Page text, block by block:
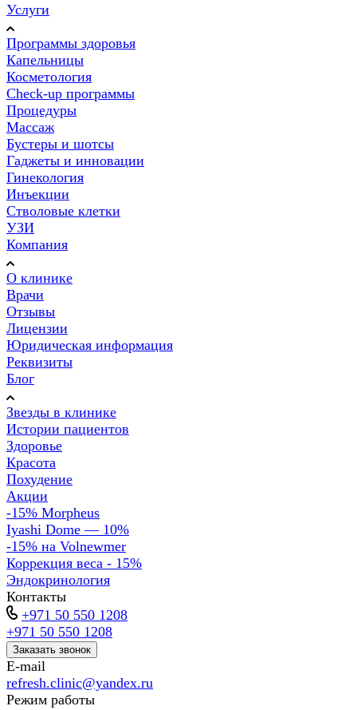
Услуги
Программы здоровья
Капельницы
Косметология
Check-up программы
Процедуры
Массаж
Бустеры и шотсы
Гаджеты и инновации
Гинекология
Инъекции
Стволовые клетки
УЗИ
Компания
О клинике
Врачи
Отзывы
Лицензии
Юридическая информация
Реквизиты
Блог
Звезды в клинике
Истории пациентов
Здоровье
Красота
Похудение
Акции
-15% Morpheus
Iyashi Dome — 10%
-15% на Volnewmer
Коррекция веса - 15%
Эндокринология
Контакты
+971 50 550 1208
+971 50 550 1208
Заказать звонок
E-mail
refresh.clinic@yandex.ru
Режим работы